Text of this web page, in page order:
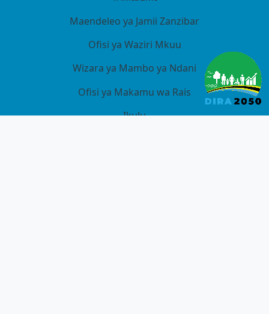
Maendeleo ya Jamii Zanzibar
Ofisi ya Waziri Mkuu
Wizara ya Mambo ya Ndani
Ofisi ya Makamu wa Rais
Ikulu